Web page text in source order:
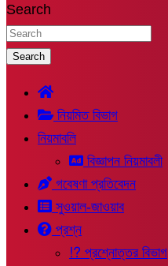
Search
Search
নিয়মিত বিভাগ
নিয়মাবলি
বিজ্ঞাপন নিয়মাবলী
গবেষণা প্রতিবেদন
সুওয়াল-জাওয়াব
প্রশ্ন
⁉ প্রশ্নোত্তর বিভাগ